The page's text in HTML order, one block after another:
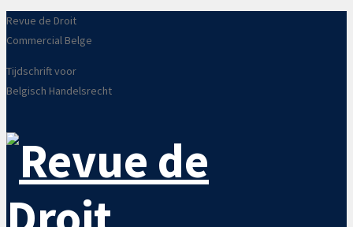
Revue de Droit
Commercial Belge
Tijdschrift voor
Belgisch Handelsrecht